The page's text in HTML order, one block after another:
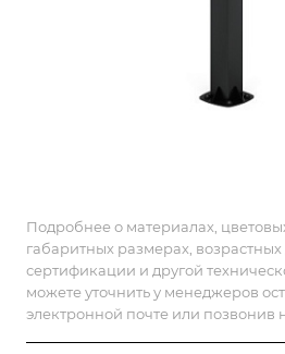
Подробнее о материалах,
габаритных размерах, возрастных
сертификации и другой
можете уточнить у менеджеров
электронной почте или позвонив